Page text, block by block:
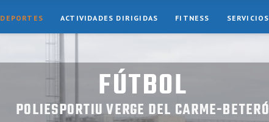
DEPORTES ACTIVIDADES DIRIGIDAS FITNESS SERVICIOS
FÚTBOL
POLIESPORTIU VERGE DEL CARME-BETERÓ